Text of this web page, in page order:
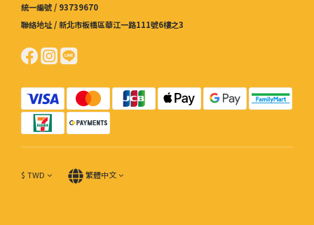
統一編號 / 93739670
聯絡地址 / 新北市板橋區華江一路111號6樓之3
$ TWD 繁體中文